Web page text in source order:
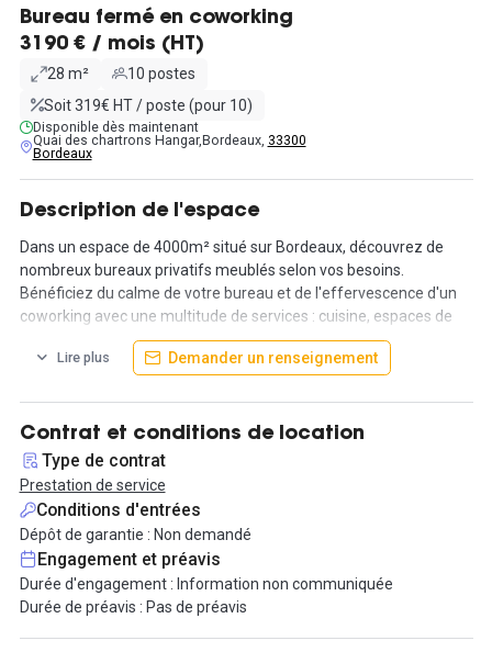
Bureau fermé en coworking
3190 € / mois (HT)
28 m²
10 postes
Soit 319€ HT / poste (pour 10)
Disponible dès maintenant
Quai des chartrons Hangar,Bordeaux, 33300
Bordeaux
Description de l'espace
Dans un espace de 4000m² situé sur Bordeaux, découvrez de
nombreux bureaux privatifs meublés selon vos besoins.
Bénéficiez du calme de votre bureau et de l'effervescence d'un
coworking avec une multitude de services : cuisine, espaces de
détente, beauty room, salle de sport, salle de ping-pong...
relaxer sur la magnifique terrasse de plus de 600 m² donnant sur
la Garonne avec vue sur le Pont de Pierre.
Présentes au quotidien, des animatrices animeront le lieu :
ateliers, workshoot, conférences etc...
Rencontrez la communauté présente sur place et dans les autres
espaces à Rouen, Lille, Lyon et Marseille. Une communauté
privilégiée et réunit autour d’espaces de sociabilité singuliers
comme la salle japonisante, le bar, un espace gradins canapés et
des espaces de jeux. Vous pourrez alors profiter d’événements
Lire plus Demander un renseignement
Contrat et conditions de location
Type de contrat
Prestation de service
Conditions d'entrées
Dépôt de garantie : Non demandé
Engagement et préavis
Durée d'engagement : Information non communiquée
Durée de préavis : Pas de préavis